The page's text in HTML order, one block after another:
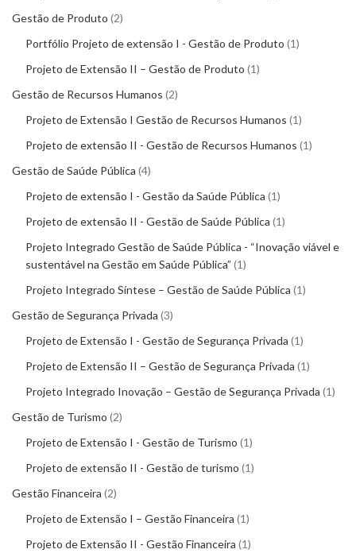
Gestão de Produto 2
Portfólio Projeto de extensão I - Gestão de Produto 1
Projeto de Extensão II – Gestão de Produto 1
Gestão de Recursos Humanos 2
Projeto de Extensão I Gestão de Recursos Humanos 1
Projeto de extensão II - Gestão de Recursos Humanos 1
Gestão de Saúde Pública 4
Projeto de extensão I - Gestão da Saúde Pública 1
Projeto de extensão II - Gestão de Saúde Pública 1
Projeto Integrado Gestão de Saúde Pública - “Inovação viável e
sustentável na Gestão em Saúde Pública” 1
Projeto Integrado Síntese – Gestão de Saúde Pública 1
Gestão de Segurança Privada 3
Projeto de Extensão I - Gestão de Segurança Privada 1
Projeto de Extensão II – Gestão de Segurança Privada 1
Projeto Integrado Inovação – Gestão de Segurança Privada 1
Gestão de Turismo 2
Projeto de Extensão I - Gestão de Turismo 1
Projeto de extensão II - Gestão de turismo 1
Gestão Financeira 2
Projeto de Extensão I – Gestão Financeira 1
Projeto de Extensão II - Gestão Financeira 1